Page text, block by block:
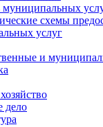
муниципальных
схемы
услуг
и
дело